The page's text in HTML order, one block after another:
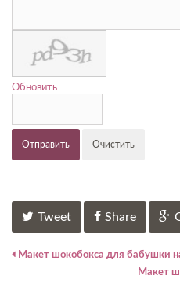
Обновить
Отправить Очистить
Tweet Share
Макет шокобокса для бабушки
Макет